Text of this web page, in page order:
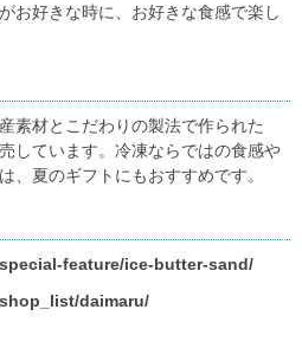
お好きな時に、お好きな食感で楽し
素材とこだわりの製法で作られた
しています。冷凍ならではの食感や
、夏のギフトにもおすすめです。
feature/ice-butter-sand/
daimaru/